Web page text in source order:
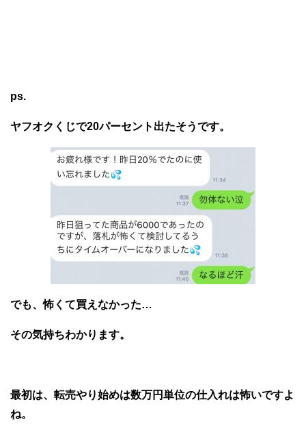
ps.
ヤフオクくじで20パーセント出たそうです。
でも、怖くて買えなかった…
その気持ちわかります。
最初は、転売やり始めは数万円単位の仕入れは怖いですよ
ね。